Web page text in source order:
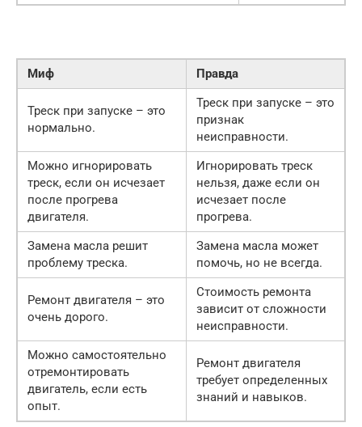
Миф Правда
Треск при запуске – это
нормально.
Треск при запуске – это
признак
неисправности.
Можно игнорировать
треск, если он исчезает
после прогрева
двигателя.
Игнорировать треск
нельзя, даже если он
исчезает после
прогрева.
Замена масла решит
проблему треска.
Замена масла может
помочь, но не всегда.
Ремонт двигателя – это
очень дорого.
Стоимость ремонта
зависит от сложности
неисправности.
Можно самостоятельно
отремонтировать
двигатель, если есть
опыт.
Ремонт двигателя
требует определенных
знаний и навыков.